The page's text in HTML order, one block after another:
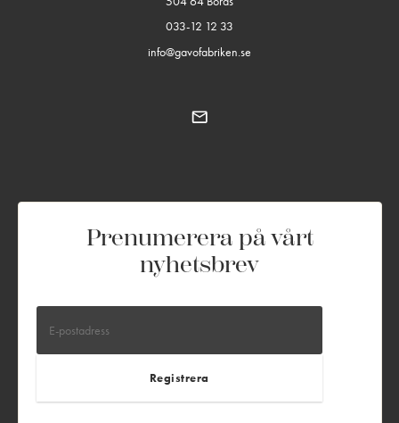
033-12 12 33
info@gavofabriken.se
Prenumerera på vårt
nyhetsbrev